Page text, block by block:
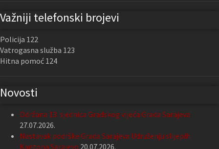
Važniji telefonski brojevi
Policija 122
Vatrogasna služba 123
Hitna pomoć 124
Novosti
Održana 13. sjednica Gradskog vijeća Grada Sarajeva
27.07.2026.
Nastavak podrške Grada Sarajeva Udruženju slijepih
Kantona Sarajevo 20.07.2026.